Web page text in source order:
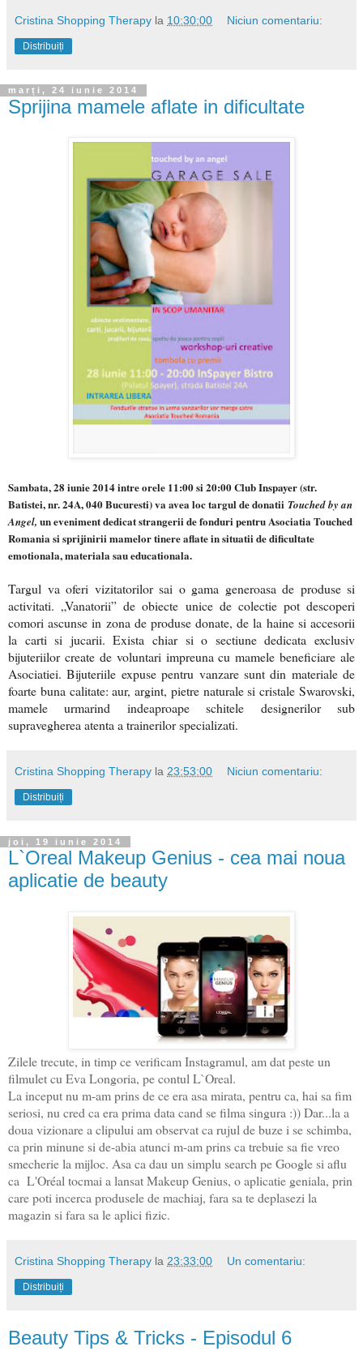
Cristina Shopping Therapy la 10:30:00 Niciun comentariu:
Distribuiți
marți, 24 iunie 2014
Sprijina mamele aflate in dificultate
Sambata, 28 iunie 2014 intre orele 11:00 si 20:00 Club Inspayer (str.
Batistei, nr. 24A, 040 Bucuresti) va avea loc targul de donatii Touched by an
Angel, un eveniment dedicat strangerii de fonduri pentru Asociatia Touched
Romania si sprijinirii mamelor tinere aflate in situatii de dificultate
emotionala, materiala sau educationala.
Targul va oferi vizitatorilor sai o gama generoasa de produse si
activitati. „Vanatorii” de obiecte unice de colectie pot descoperi
comori ascunse in zona de produse donate, de la haine si accesorii
la carti si jucarii. Exista chiar si o sectiune dedicata exclusiv
bijuteriilor create de voluntari impreuna cu mamele beneficiare ale
Asociatiei. Bijuteriile expuse pentru vanzare sunt din materiale de
foarte buna calitate: aur, argint, pietre naturale si cristale Swarovski,
mamele urmarind indeaproape schitele designerilor sub
supravegherea atenta a trainerilor specializati.
Cristina Shopping Therapy la 23:53:00 Niciun comentariu:
Distribuiți
joi, 19 iunie 2014
L`Oreal Makeup Genius - cea mai noua
aplicatie de beauty
Zilele trecute, in timp ce verificam Instagramul, am dat peste un
filmulet cu Eva Longoria, pe contul L`Oreal.
La inceput nu m-am prins de ce era asa mirata, pentru ca, hai sa fim
seriosi, nu cred ca era prima data cand se filma singura :)) Dar...la a
doua vizionare a clipului am observat ca rujul de buze i se schimba,
ca prin minune si de-abia atunci m-am prins ca trebuie sa fie vreo
smecherie la mijloc. Asa ca dau un simplu search pe Google si aflu
ca L'Oréal tocmai a lansat Makeup Genius, o aplicatie geniala, prin
care poti incerca produsele de machiaj, fara sa te deplasezi la
magazin si fara sa le aplici fizic.
Cristina Shopping Therapy la 23:33:00 Un comentariu:
Distribuiți
Beauty Tips & Tricks - Episodul 6